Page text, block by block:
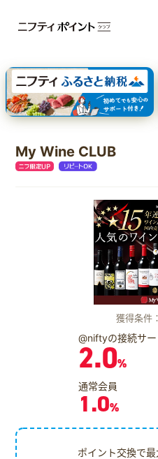
dカード GOLD 三井住友カード
【実質初月無料】DMM | Disney+(
SBI証券 確定拠出年金（iDeCo）
My Wine CLUB
獲得条件
@niftyの接続サ
2.0%
通常会員
1.0%
ポイント交換で最